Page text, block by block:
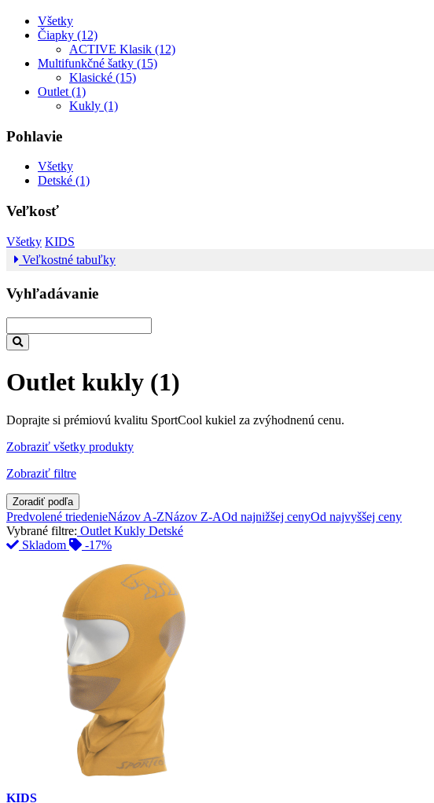
Všetky
Čiapky (12)
ACTIVE Klasik (12)
Multifunkčné šatky (15)
Klasické (15)
Outlet (1)
Kukly (1)
Pohlavie
Všetky
Detské (1)
Veľkosť
Všetky KIDS
Veľkostné tabuľky
Vyhľadávanie
Outlet kukly (1)
Doprajte si prémiovú kvalitu SportCool kukiel za zvýhodnenú cenu.
Zobraziť všetky produkty
Zobraziť filtre
Zoradiť podľa
Predvolené triedenieNázov A-ZNázov Z-AOd najnižšej cenyOd najvyššej ceny
Vybrané filtre: Outlet Kukly Detské
Skladom
-17%
KIDS